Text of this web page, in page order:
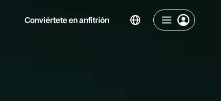
Conviértete en anfitrión